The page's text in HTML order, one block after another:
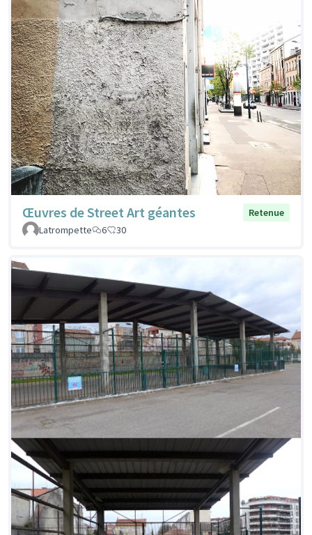
Œuvres de Street Art géantes
Retenue
Latrompette
6 30